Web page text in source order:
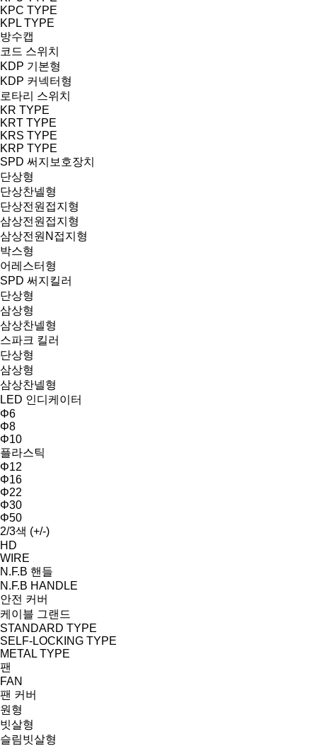
KPC TYPE
KPL TYPE
방수캡
코드 스위치
KDP 기본형
KDP 커넥터형
로타리 스위치
KR TYPE
KRT TYPE
KRS TYPE
KRP TYPE
SPD 써지보호장치
단상형
단상찬넬형
단상전원접지형
삼상전원접지형
삼상전원N접지형
박스형
어레스터형
SPD 써지킬러
단상형
삼상형
삼상찬넬형
스파크 킬러
단상형
삼상형
삼상찬넬형
LED 인디케이터
Φ6
Φ8
Φ10
플라스틱
Φ12
Φ16
Φ22
Φ30
Φ50
2/3색 (+/-)
HD
WIRE
N.F.B 핸들
N.F.B HANDLE
안전 커버
케이블 그랜드
STANDARD TYPE
SELF-LOCKING TYPE
METAL TYPE
팬
FAN
팬 커버
원형
빗살형
슬림빗살형